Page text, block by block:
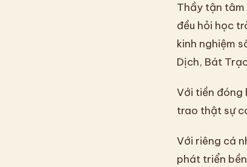
Thầy tận tâm
đều hỏi học
kinh nghiệm
Dịch, Bát
Với tiền đóng
trao thật sự
Với riêng cá
phát triển